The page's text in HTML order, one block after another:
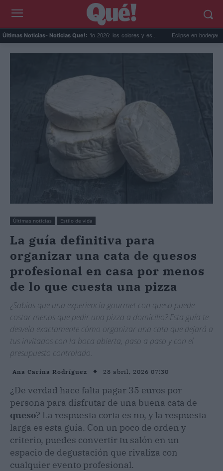
Últimas Noticias- Noticias Que!:
decoración otoño 2026: los colores y es... Eclipse en bodegas de
Últimas noticias Estilo de vida
La guía definitiva para
organizar una cata de quesos
profesional en casa por menos
de lo que cuesta una pizza
¿Sabías que una experiencia gourmet con queso puede
costar menos que pedir una pizza a domicilio? Esta guía te
desvela exactamente cómo organizar una cata que dejará a
tus invitados con la boca abierta, paso a paso y con el
presupuesto controlado.
Ana Carina Rodríguez 28 abril, 2026 07:30
¿De verdad hace falta pagar 35 euros por
persona para disfrutar de una buena cata de
queso? La respuesta corta es no, y la respuesta
larga es esta guía. Con un poco de orden y
criterio, puedes convertir tu salón en un
espacio de degustación que rivaliza con
cualquier evento profesional.